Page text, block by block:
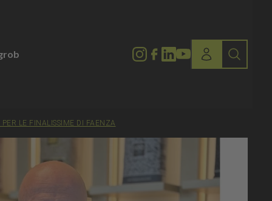
LE FINALISSIME DI FAENZA